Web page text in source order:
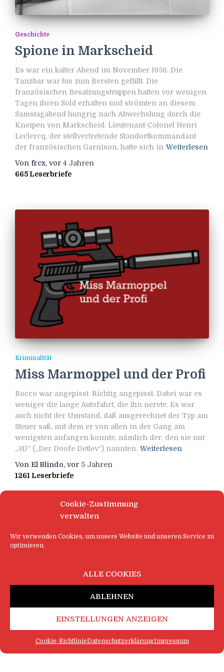
Cookie-Zustimmung
verwalten
Wir verwenden Cookies, um unsere Website und unseren Service zu
optimieren.
ALLE COOKIES
ABLEHNEN
EINSTELLUNGEN ANZEIGEN
Cookie-RichtlinieDatenschutzerklärungImpressum
Geschichte
Spione in Markscheid
Es war ein kalter Abend im November 1956. Die
Tanzbar war bis zum Bersten gefüllt. Die
französischen Besatzungstruppen hatten vor wenigen
Tagen ihren Sold erhalten und strömten an diesem
Samstagabend hungrig nach Abwechslung durch die
Kneipen von Markscheid. Lieutenant-Colonel Henri
Leclercq, der stellvertretende Standortkommandant
der französischen Garnison, hatte sich in Weiterlesen
Von frcx, vor4 Jahren
665 Leserbriefe
Kriminalität
Miss Marmoppel und der Profi
Rocco war angepisst. Richtig angepisst. Dabei war es
weniger die lange Autofahrt, die ihn nervte. Es war
auch nicht der Umstand, daß ausgerechnet der Typ am
Steuer saß, mit dem er von allen in der Gang am
wenigsten anfangen konnte, nämlich der, den sie nur
„3D“ („Der Doofe Detlev“) nannten. Weiterlesen
Von El Blindo, vor 5 Jahren
1261 Leserbriefe